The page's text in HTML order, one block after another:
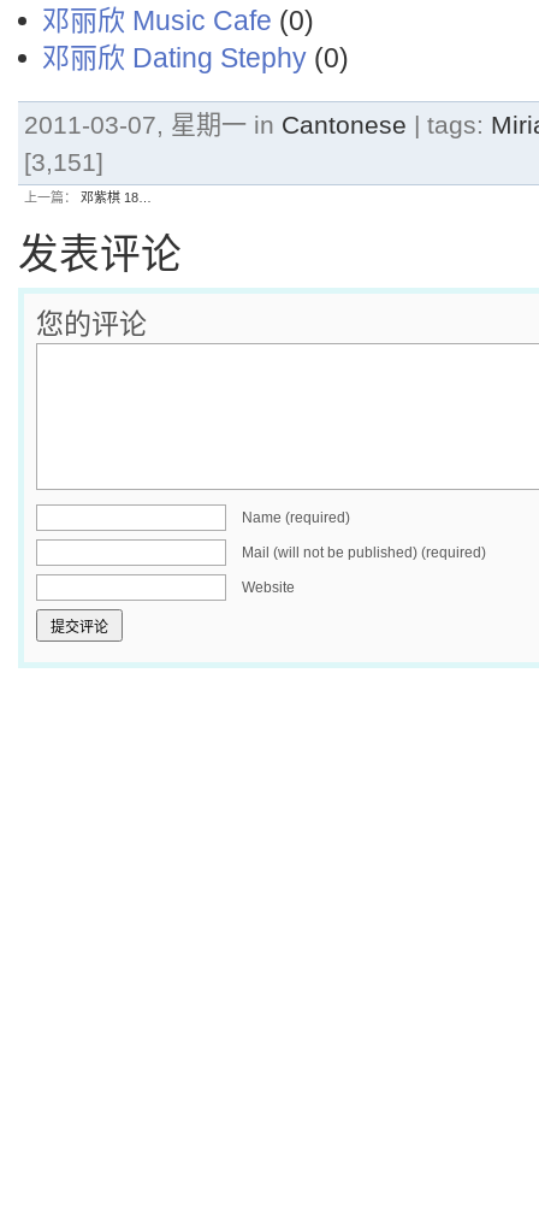
邓丽欣 Music Cafe (0)
邓丽欣 Dating Stephy (0)
2011-03-07, 星期一 in Cantonese | tags:
[3,151]
上一篇： 邓紫棋 18…
发表评论
您的评论
Name (required)
Mail (will not be published) (required)
Website